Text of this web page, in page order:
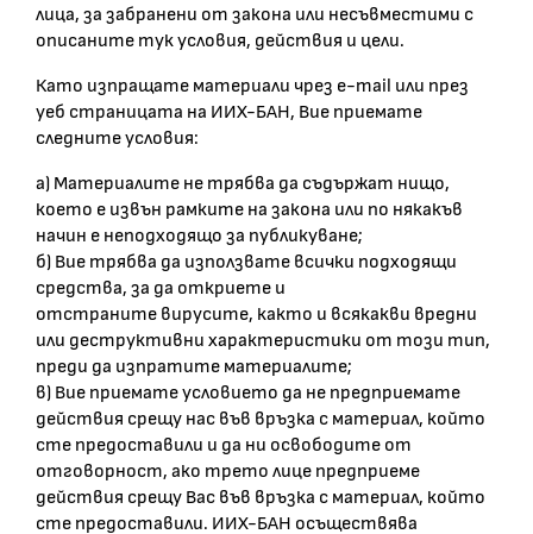
лица, за забранени от закона или несъвместими с
описаните тук условия, действия и цели.
Като изпращате материали чрез e-mail или през
уеб страницата на ИИХ-БАН, Вие приемате
следните условия:
а) Материалите не трябва да съдържат нищо,
което е извън рамките на закона или по някакъв
начин е неподходящо за публикуване;
б) Вие трябва да използвате всички подходящи
средства, за да откриете и
отстраните вирусите, както и всякакви вредни
или деструктивни характеристики от този тип,
преди да изпратите материалите;
в) Вие приемате условието да не предприемате
действия срещу нас във връзка с материал, който
сте предоставили и да ни освободите от
отговорност, ако трето лице предприеме
действия срещу Вас във връзка с материал, който
сте предоставили. ИИХ-БАН осъществява